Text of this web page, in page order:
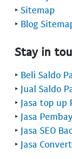
‣ Sitemap
‣ Blog
Stay in
‣ Beli Saldo
‣ Jual Saldo
‣ Jasa top up
‣ Jasa
‣ Jasa SEO
‣ Jasa